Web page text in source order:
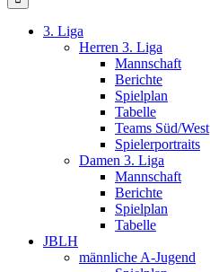
3. Liga
Herren 3. Liga
Mannschaft
Berichte
Spielplan
Tabelle
Teams Süd/West
Spielerportraits
Damen 3. Liga
Mannschaft
Berichte
Spielplan
Tabelle
JBLH
männliche A-Jugend